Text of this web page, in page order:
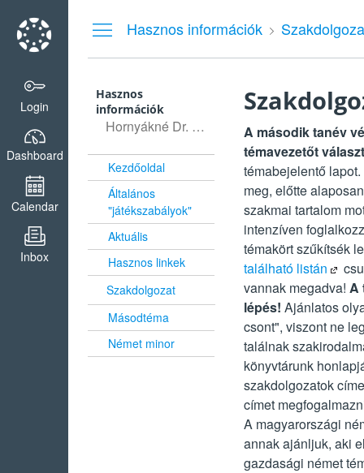
Login
Dashboard
Calendar
Inbox
Hasznos információk
Hasznos
információk
Hornyákné Dr. Huber Ágnes (DI8T6S)
Kezdőoldal
Általános
"játékszabályok"
Aktuális
Hasznos linkek
Szakdolgozat
Másodtéma
Német minor
A második tanév
témavezetőt
témabejelentő
meg, előtte
szakmai tartalom
intenzíven
témakört szűkítsék
található listán
vannak megadva! A
lépés! Ajánlatos
csont", viszont ne
találnak
könyvtárunk
szakdolgozatok
címet
A magyarországi
annak ajánljuk, aki
gazdasági német